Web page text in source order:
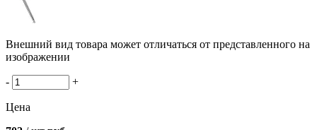
Внешний вид товара может отличаться от представленного на
изображении
- +
Цена